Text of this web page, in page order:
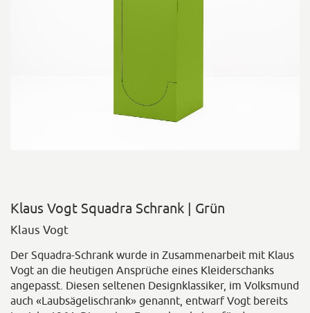
Klaus Vogt Squadra Schrank | Grün
Klaus Vogt
Der Squadra-Schrank wurde in Zusammenarbeit mit Klaus
Vogt an die heutigen Ansprüche eines Kleiderschanks
angepasst. Diesen seltenen Designklassiker, im Volksmund
auch «Laubsägelischrank» genannt, entwarf Vogt bereits